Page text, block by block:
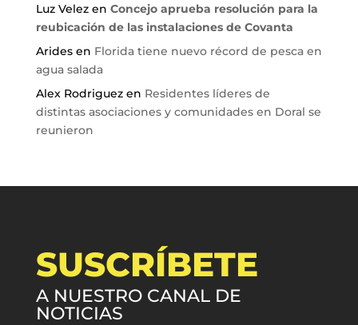
Luz Velezen Concejo aprueba resolución para la
reubicación de las instalaciones de Covanta
Aridesen Florida tiene nuevo récord de pesca en
agua salada
Alex Rodriguezen Residentes líderes de
distintas asociaciones y comunidades en Doral se
reunieron
SUSCRÍBETE
A NUESTRO CANAL DE
NOTICIAS